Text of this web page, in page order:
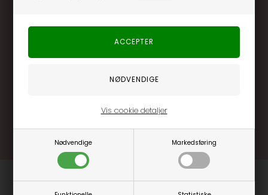
Nødvendige Markedsføring
Vis cookie detaljer
Særlige, eksklusive tilbud kun til klubkunder
Brug dine point allerede på næste køb
.... og mange flere fordele
Læs mere og bliv medlem